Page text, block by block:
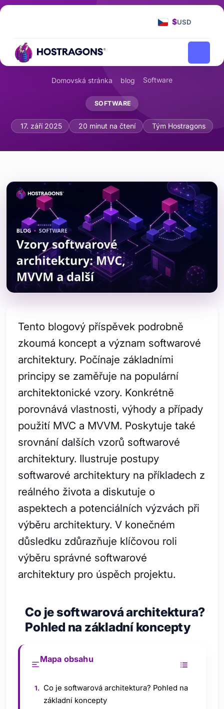
$USD
Domovská stránka blog Software
SOFTWARE
Vzory softwarové architektury: MVC,
17. září 2025 20 minut na čtení Tým Hostragons
Tento blogový příspěvek podrobně
zkoumá koncept a význam softwarové
architektury. Počínaje základními
principy se zaměřuje na populární
architektonické vzory. Konkrétně
porovnává vlastnosti, výhody a případy
použití MVC a MVVM. Poskytuje také
srovnání dalších vzorů softwarové
architektury. Ilustruje postupy
softwarové architektury na příkladech z
reálného života a diskutuje o
aspektech a potenciálních výzvách při
výběru architektury. V konečném
důsledku zdůrazňuje klíčovou roli
výběru správné softwarové
architektury pro úspěch projektu.
Co je softwarová architektura?
Pohled na základní koncepty
Mapa obsahu
Co je softwarová architektura? Pohled na
základní koncepty